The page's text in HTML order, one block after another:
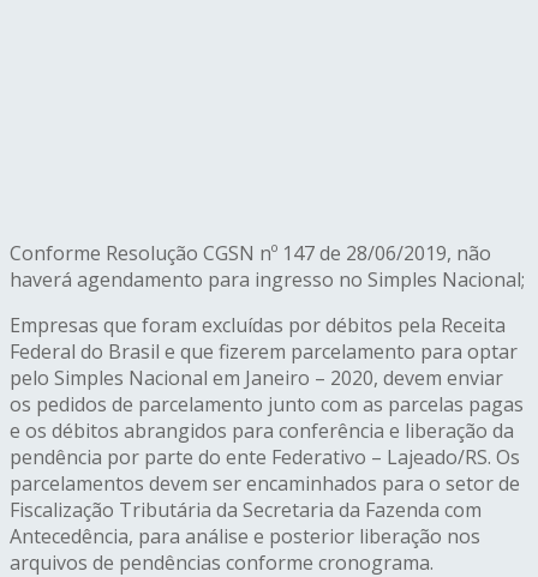
Conforme Resolução CGSN nº 147 de 28/06/2019, não
haverá agendamento para ingresso no Simples Nacional;
Empresas que foram excluídas por débitos pela Receita
Federal do Brasil e que fizerem parcelamento para optar
pelo Simples Nacional em Janeiro – 2020, devem enviar
os pedidos de parcelamento junto com as parcelas pagas
e os débitos abrangidos para conferência e liberação da
pendência por parte do ente Federativo – Lajeado/RS. Os
parcelamentos devem ser encaminhados para o setor de
Fiscalização Tributária da Secretaria da Fazenda com
Antecedência, para análise e posterior liberação nos
arquivos de pendências conforme cronograma.